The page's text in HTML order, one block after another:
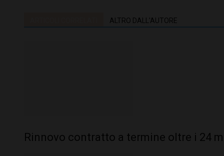
ALTRO DALL'AUTORE
Rinnovo contratto a termine oltre i 24